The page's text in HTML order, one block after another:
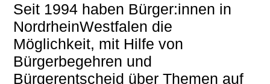
Seit 1994 haben Bürger:innen in
NordrheinWestfalen die
Möglichkeit, mit Hilfe von
Bürgerbegehren und
Bürgerentscheid über Themen auf